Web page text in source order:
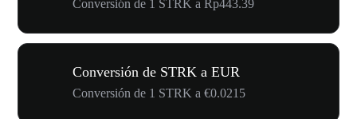
Conversión de 1 STRK a Rp443.39
Conversión de STRK a EUR
Conversión de 1 STRK a €0.0215